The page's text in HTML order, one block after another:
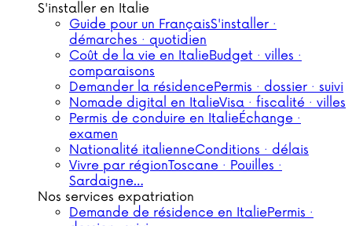
S'installer en Italie
Guide pour un FrançaisS'installer ·
démarches · quotidien
Coût de la vie en ItalieBudget · villes ·
comparaisons
Demander la résidencePermis · dossier · suivi
Nomade digital en ItalieVisa · fiscalité · villes
Permis de conduire en ItalieÉchange ·
examen
Nationalité italienneConditions · délais
Vivre par régionToscane · Pouilles ·
Sardaigne…
Nos services expatriation
Demande de résidence en ItaliePermis ·